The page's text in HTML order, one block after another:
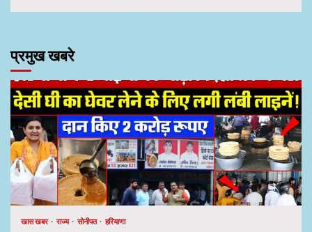
प्रमुख खबरे
खास खबर राज्य सोनीपत हरियाणा